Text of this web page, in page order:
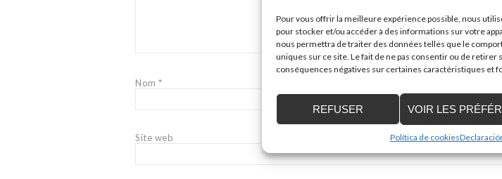
Pour vous offrir la meilleure expérience possible, nous
pour stocker et/ou accéder à des informations sur votre
nous permettra de traiter des données telles que le
uniques sur ce site. Le fait de ne pas consentir ou de retirer
conséquences négatives sur certaines caractéristiques et
REFUSER VOIR LES
Política de cookies
Nom *
Site web